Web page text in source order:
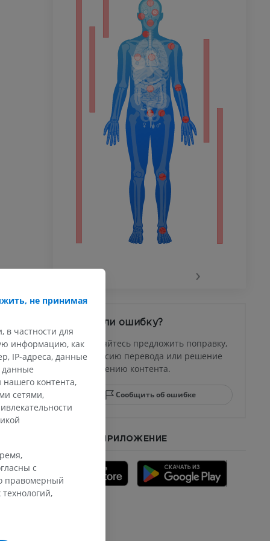
и
стопы
‹ ›
Заметили ошибку?
Не стесняйтесь предложить поправку,
свою версию перевода или решение
по улучшению контента.
Сообщить об ошибке
СКАЧАТЬ ПРИЛОЖЕНИЕ
не принимая
в частности для
информацию, как
IP-адреса, данные
данные
контента,
сетями,
с
правомерный